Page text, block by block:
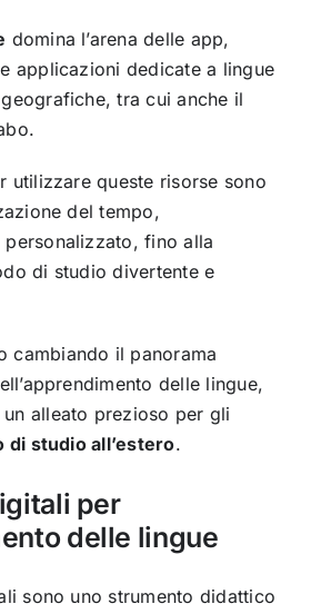
domina l’arena delle app,
applicazioni dedicate a lingue
tra cui anche il
utilizzare queste risorse sono
del tempo,
personalizzato, fino alla
di studio divertente e
cambiando il panorama
delle lingue,
alleato prezioso per gli
di studio all’estero.
per
delle lingue
sono uno strumento didattico